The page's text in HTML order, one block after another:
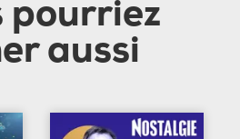
pourriez
aussi